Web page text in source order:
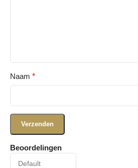
Beoordelingen
Naam *